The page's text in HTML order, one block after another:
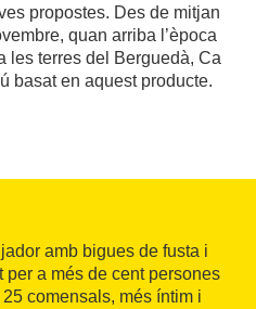
propostes. Des de mitjan
quan arriba l’època
les terres del Berguedà, Ca
basat en aquest producte.
amb bigues de fusta i
per a més de cent persones
comensals, més íntim i